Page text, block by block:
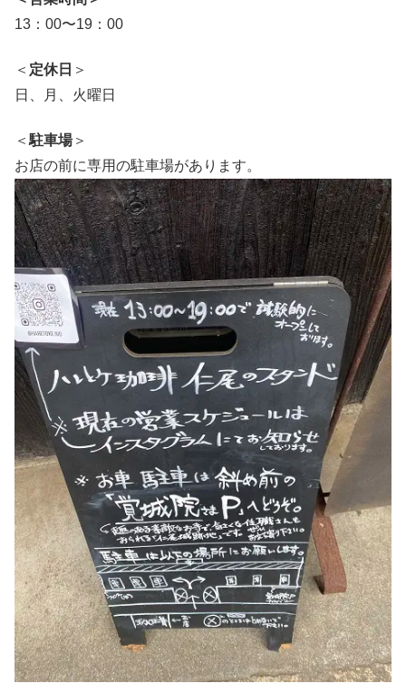
13：00〜19：00
＜ 定休日 ＞
日、月、火曜日
＜駐車場＞
お店の前に専用の駐車場があります。